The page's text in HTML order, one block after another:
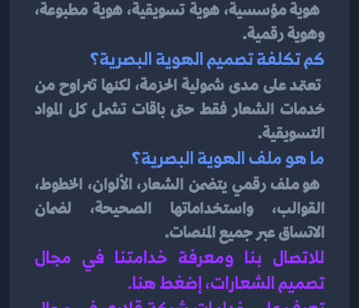
وهوية رقمية.
كم تكلفة تصميم الهوية البصرية؟
التسويقية.
ما هو ملف الهوية البصرية؟
الاتساق عبر جميع المنصات.
تصميم الشعارات، إضغط هنا.